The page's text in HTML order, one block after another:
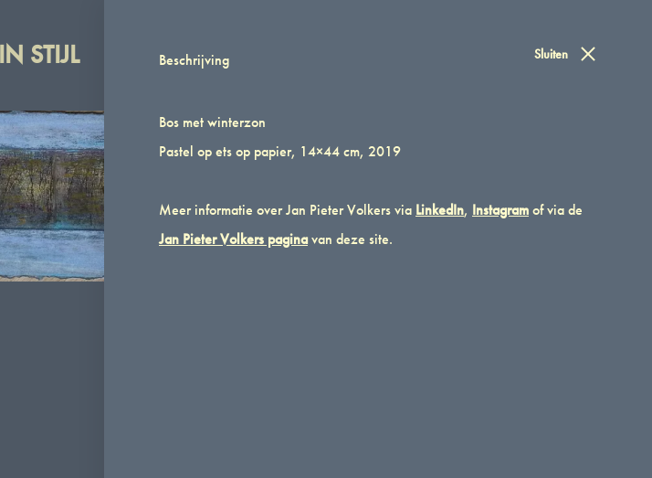
IN STIJL Den Besten Winkelwagen 0
Sluiten
Beschrijving
Bos met winterzon
Pastel op ets op papier, 14×44 cm, 2019
Meer informatie over Jan Pieter Volkers via LinkedIn, Instagramof via de
Jan Pieter Volkers paginavan deze site.